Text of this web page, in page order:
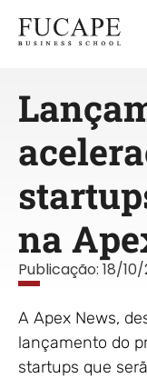
na
Publicação: 18/
A Apex News,
lançamento do
startups que